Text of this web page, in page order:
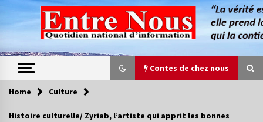
content
Contes de chez nous
Contes de chez nous
Home Culture
Histoire culturelle/ Zyriab, l’artiste qui apprit les bonnes